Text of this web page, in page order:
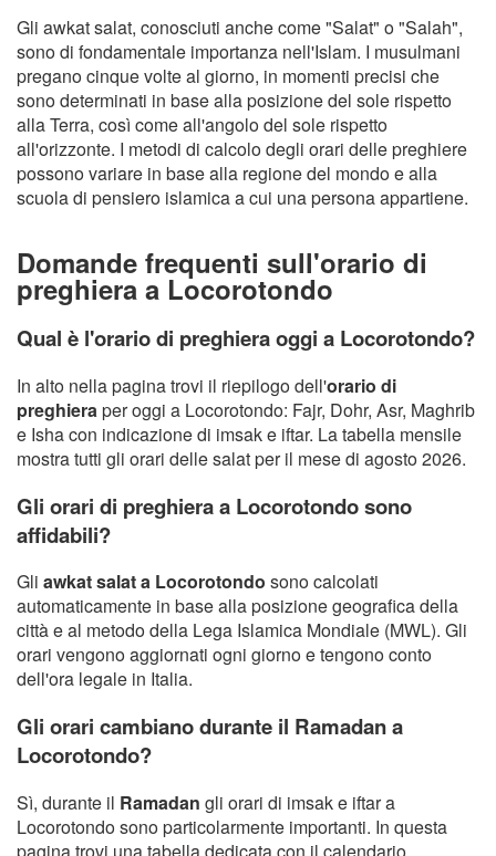
Gli awkat salat, conosciuti anche come "Salat" o "Salah",
sono di fondamentale importanza nell'Islam. I musulmani
pregano cinque volte al giorno, in momenti precisi che
sono determinati in base alla posizione del sole rispetto
alla Terra, così come all'angolo del sole rispetto
all'orizzonte. I metodi di calcolo degli orari delle preghiere
possono variare in base alla regione del mondo e alla
scuola di pensiero islamica a cui una persona appartiene.
Domande frequenti sull'orario di
preghiera a Locorotondo
Qual è l'orario di preghiera oggi a Locorotondo?
In alto nella pagina trovi il riepilogo dell'orario di
preghieraper oggi a Locorotondo: Fajr, Dohr, Asr, Maghrib
e Isha con indicazione di imsak e iftar. La tabella mensile
mostra tutti gli orari delle salat per il mese di agosto 2026.
Gli orari di preghiera a Locorotondo sono
affidabili?
Gli awkat salat a Locorotondo sono calcolati
automaticamente in base alla posizione geografica della
città e al metodo della Lega Islamica Mondiale (MWL). Gli
orari vengono aggiornati ogni giorno e tengono conto
dell'ora legale in Italia.
Gli orari cambiano durante il Ramadan a
Locorotondo?
Sì, durante il Ramadan gli orari di imsak e iftar a
Locorotondo sono particolarmente importanti. In questa